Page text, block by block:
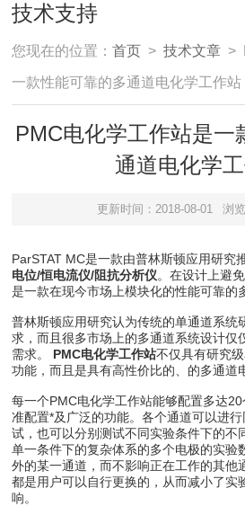
技术支持
您现在的位置：首页 >技术文章 >
一款性能可靠的多通道电化学工作站
PMC电化学工作站是一
通道电化学
更新时间：2018-08-01 浏
ParSTAT MC是一款由普林斯顿应用研究
电位/恒电流仪/阻抗分析仪。在设计上避
是一款在现今市场上模块化的性能可靠的
普林斯顿应用研究认为传统的单通道系统
求，而且很多市场上的多通道系统设计仅
需求。 PMC电化学工作站不仅具有研究
功能，而且是具有高性价比的、的多通道
每一个PMC电化学工作站能够配置多达
准配置*及广泛的功能。各个通道可以进
试，也可以分别测试不同实验条件下的不
单一条件下的复杂体系的多个电极的实验
外的某一通道，而不影响正在工作的其他
都是用户可以自行更换的，从而减小了实
响。